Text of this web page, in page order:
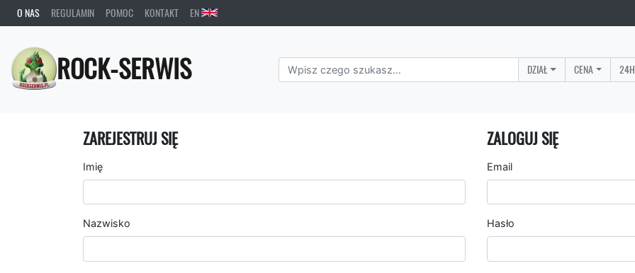
O NAS REGULAMIN POMOC KONTAKT EN
ROCK-SERWIS DZIAŁ CENA
ZAREJESTRUJ SIĘ
Imię
Nazwisko
ZALOGUJ SIĘ
Email
Hasło